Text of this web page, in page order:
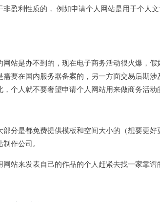
盈利性质的， 例如申请个人网站是用于个人
站是办不到的，现在电子商务活动很火爆，
要在国内服务器备案的，另一方面交易后期
个人就不要奢望申请个人网站用来做商务活动
分是都免费提供模板和空间大小的（想要更
制作公司。
站来发表自己的作品的个人赶紧去找一家靠谱